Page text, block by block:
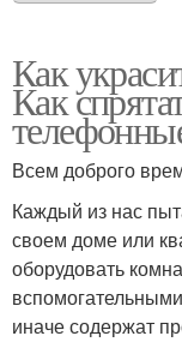
Как
Как
Всем доброго
Каждый из нас
своем доме или
оборудовать
иначе содержат